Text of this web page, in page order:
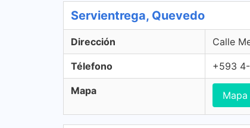
Servientrega, Quevedo
Dirección Calle
Télefono +593
Mapa Mapa